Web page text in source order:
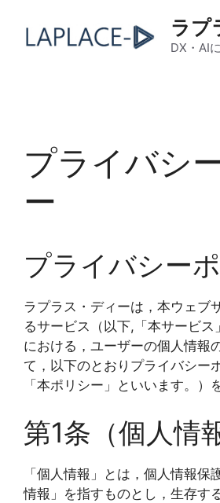
ラプ
DX・AI
プライバシ
ー
プライバシー
ラプラス・ディーは，本ウェブ
るサービス（以下,「本サービス
における，ユーザーの個人情報
て，以下のとおりプライバシー
「本ポリシー」といいます。）
第1条（個人情
「個人情報」とは，個人情報保
情報」を指すものとし，生存す